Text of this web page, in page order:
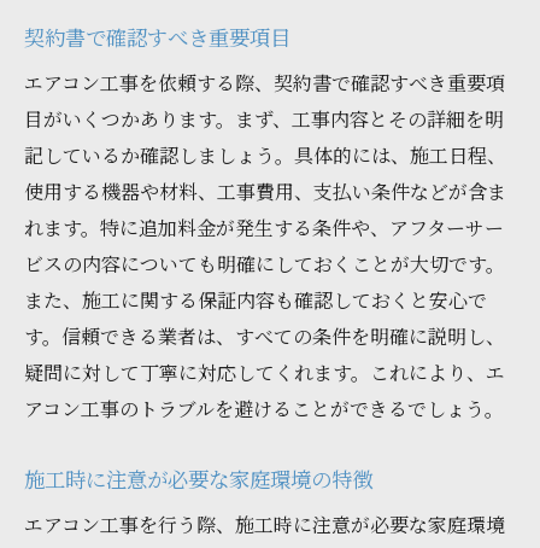
契約書で確認すべき重要項目
エアコン工事を依頼する際、契約書で確認すべき重要項
目がいくつかあります。まず、工事内容とその詳細を明
記しているか確認しましょう。具体的には、施工日程、
使用する機器や材料、工事費用、支払い条件などが含ま
れます。特に追加料金が発生する条件や、アフターサー
ビスの内容についても明確にしておくことが大切です。
また、施工に関する保証内容も確認しておくと安心で
す。信頼できる業者は、すべての条件を明確に説明し、
疑問に対して丁寧に対応してくれます。これにより、エ
アコン工事のトラブルを避けることができるでしょう。
施工時に注意が必要な家庭環境の特徴
エアコン工事を行う際、施工時に注意が必要な家庭環境